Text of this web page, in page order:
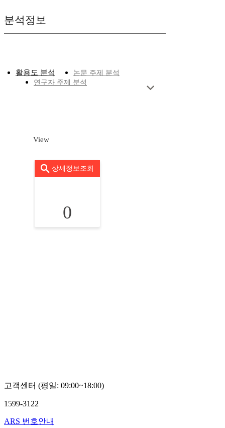
분석정보
활용도 분석
논문 주제 분석
연구자 주제 분석
View
상세정보조회
0
고객센터 (평일: 09:00~18:00)
1599-3122
ARS 번호안내